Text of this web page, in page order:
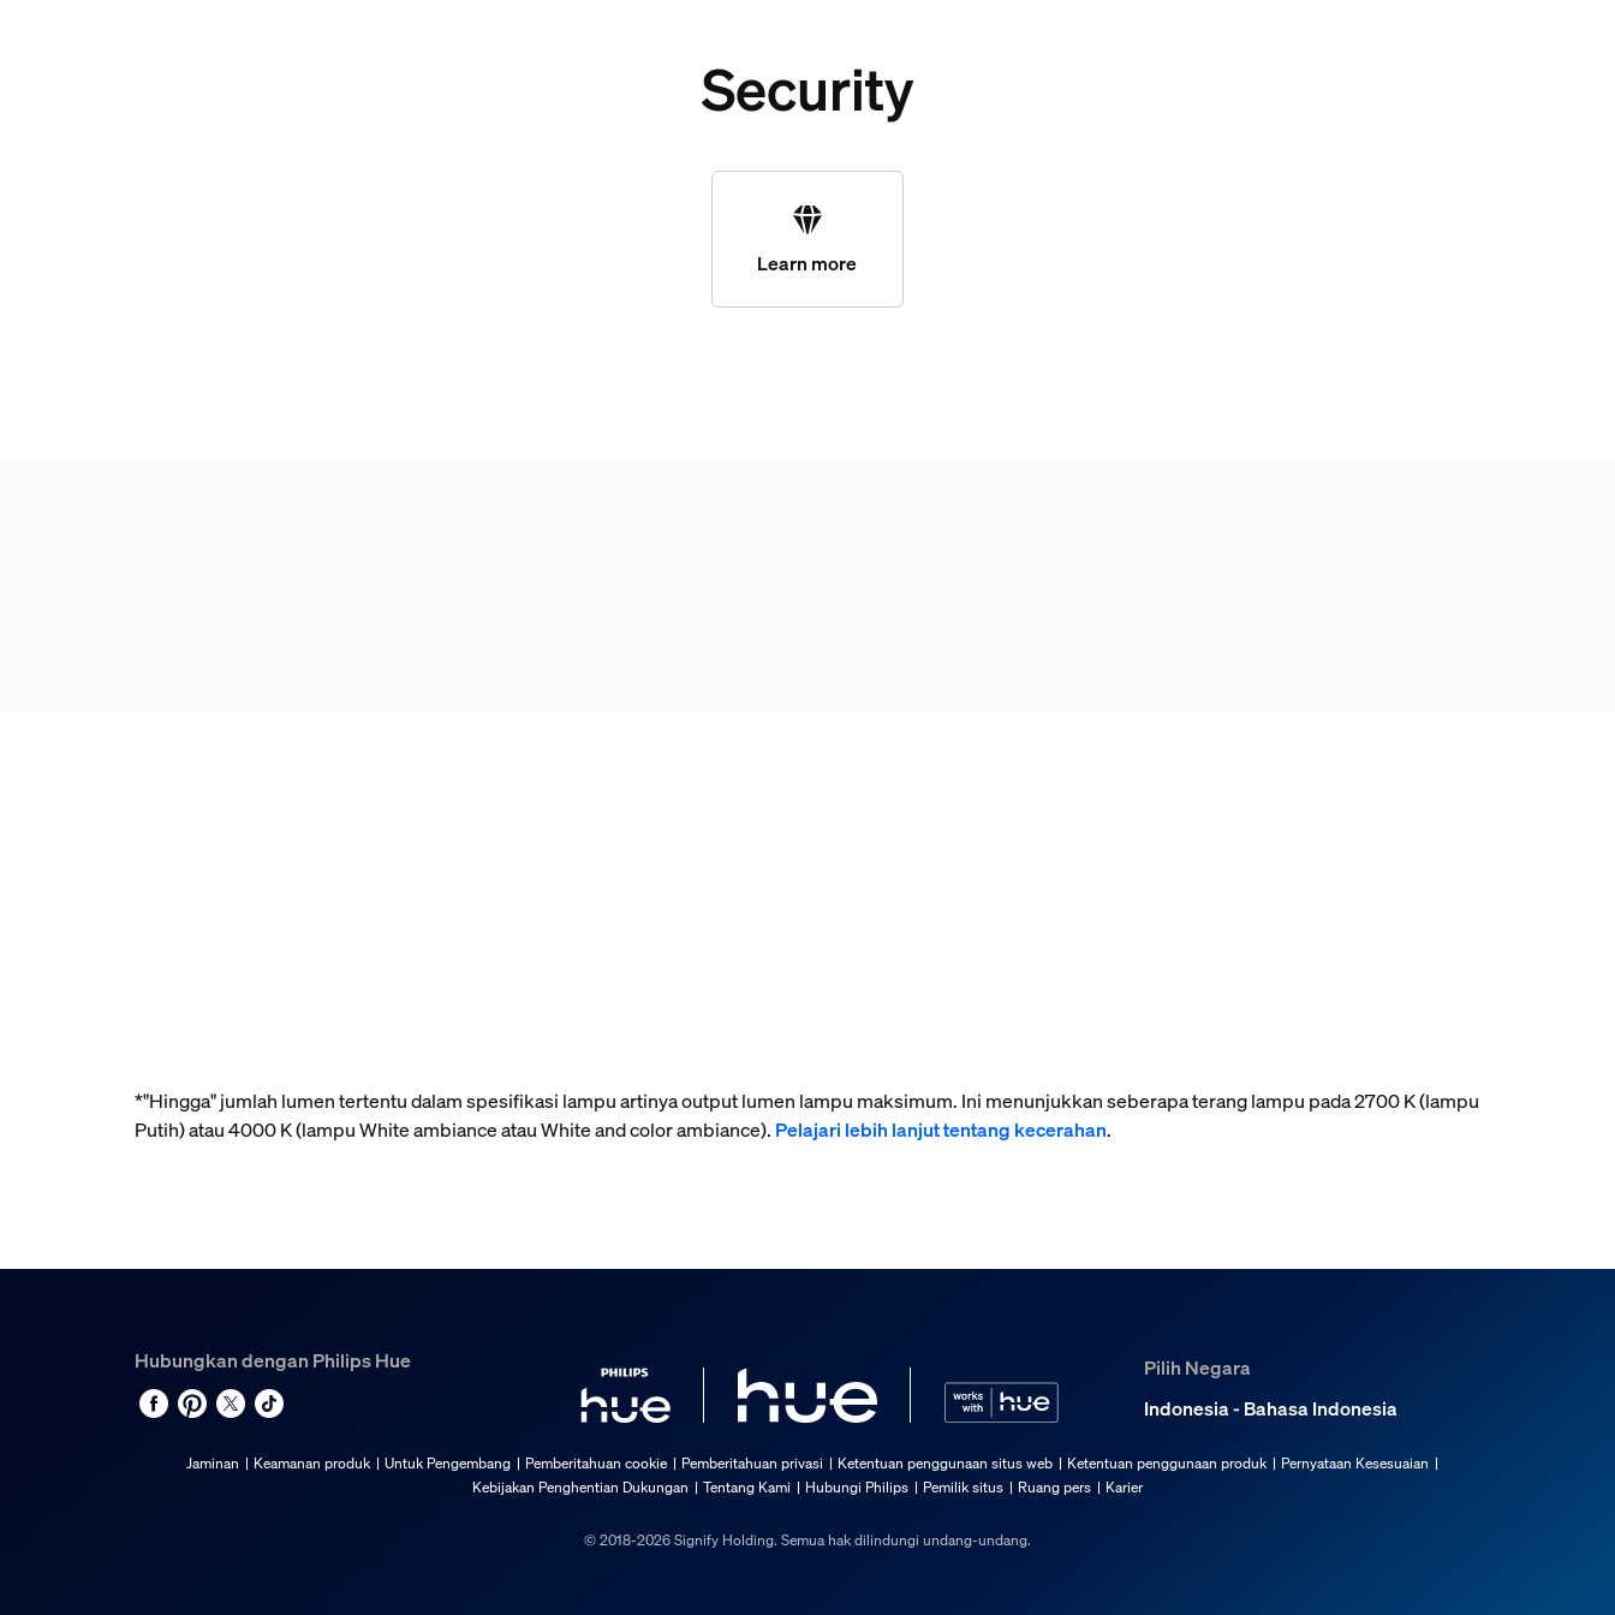
Security
Learn more
*"Hingga" jumlah lumen tertentu dalam spesifikasi lampu artinya output lumen lampu maksimum. Ini menunjukkan seberapa terang lampu pada 2700 K (lampu
Putih) atau 4000 K (lampu White ambiance atau White and color ambiance). Pelajari lebih lanjut tentang kecerahan.
Hubungkan dengan Philips Hue
Pilih Negara
Indonesia - Bahasa Indonesia
Jaminan Keamanan produk Untuk Pengembang Pemberitahuan cookie Pemberitahuan privasi Ketentuan penggunaan situs web Ketentuan penggunaan produk
Pernyataan Kesesuaian
Kebijakan Penghentian Dukungan
Tentang Kami Hubungi Philips Pemilik situs Ruang pers Karier
© 2018-2026 Signify Holding. Semua hak dilindungi undang-undang.